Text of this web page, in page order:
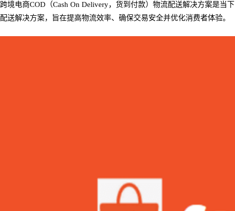
跨境电商COD（Cash On Delivery，货到付款）物流配送解决方案是
配送解决方案，旨在提高物流效率、确保交易安全并优化消费者体验。